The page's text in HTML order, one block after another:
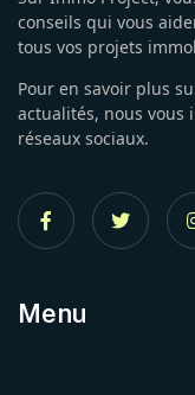
conseils qui vous
tous vos projets
Pour en savoir plus
actualités, nous vous
réseaux sociaux.
Menu